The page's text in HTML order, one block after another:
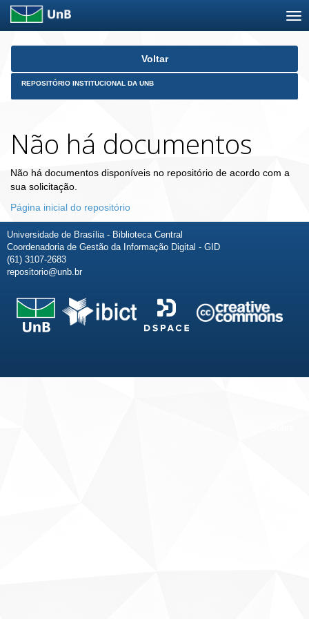
Skip
Voltar
REPOSITÓRIO INSTITUCIONAL DA UNB
Não há documentos
Não há documentos disponíveis no repositório de acordo com a
sua solicitação.
Página inicial do repositório
Universidade de Brasília - Biblioteca Central
Coordenadoria de Gestão da Informação Digital - GID
(61) 3107-2683
repositorio@unb.br